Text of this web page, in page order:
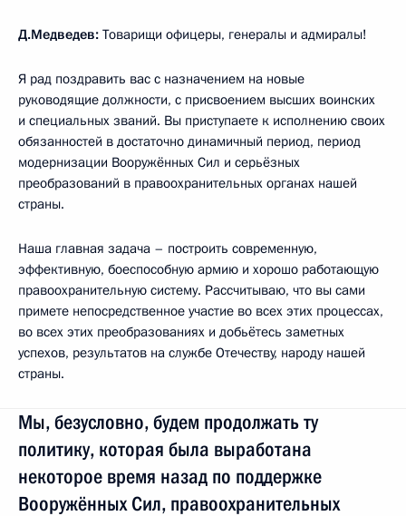
Д.Медведев: Товарищи офицеры, генералы и адмиралы!
Я рад поздравить вас с назначением на новые
руководящие должности, с присвоением высших воинских
и специальных званий. Вы приступаете к исполнению своих
обязанностей в достаточно динамичный период, период
модернизации Вооружённых Сил и серьёзных
преобразований в правоохранительных органах нашей
страны.
Наша главная задача – построить современную,
эффективную, боеспособную армию и хорошо работающую
правоохранительную систему. Рассчитываю, что вы сами
примете непосредственное участие во всех этих процессах,
во всех этих преобразованиях и добьётесь заметных
успехов, результатов на службе Отечеству, народу нашей
страны.
Мы, безусловно, будем продолжать ту
политику, которая была выработана
некоторое время назад по поддержке
Вооружённых Сил, правоохранительных